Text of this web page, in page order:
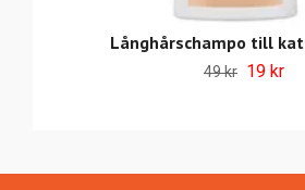
Långhårschampo till
49 kr 19 kr